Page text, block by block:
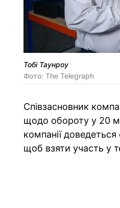
Тобі Таунроу
Фото: The Telegraph
Співзасновник
щодо обороту у 20
компанії
щоб взяти участь у